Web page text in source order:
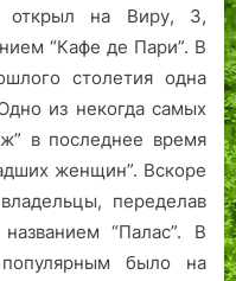
открыл на Виру, 3,
“Кафе де Пари”. В
столетия одна
из некогда самых
в последнее время
женщин”. Вскоре
переделав
“Палас”. В
было на